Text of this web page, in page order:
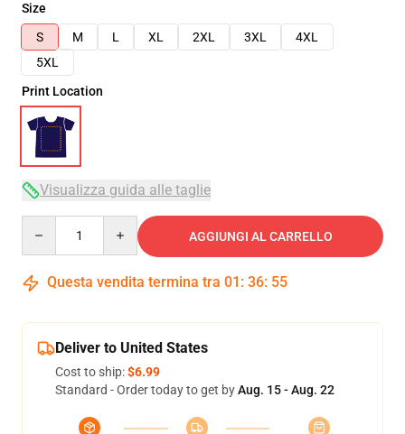
Size
S
M L XL 2XL 3XL
4XL
5XL
Print Location
Visualizza guida alle taglie
AGGIUNGI AL CARRELLO
Questa vendita termina tra 01 : 36: 54
Deliver to United States
Cost to ship:$6.99
Standard - Order today to get byAug. 15 - Aug. 22